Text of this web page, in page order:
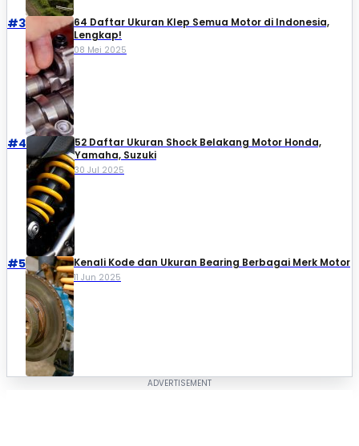
#3
64 Daftar Ukuran Klep Semua Motor di Indonesia,
Lengkap!
08 Mei 2025
#4
52 Daftar Ukuran Shock Belakang Motor Honda,
Yamaha, Suzuki​
30 Jul 2025
#5 Kenali Kode dan Ukuran Bearing Berbagai Merk Motor
11 Jun 2025